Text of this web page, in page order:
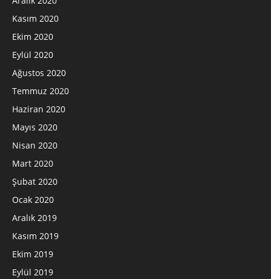
Kasım 2020
Ekim 2020
Eylül 2020
Ağustos 2020
Temmuz 2020
Haziran 2020
Mayıs 2020
Nisan 2020
Mart 2020
Şubat 2020
Ocak 2020
Aralık 2019
Kasım 2019
Ekim 2019
Eylül 2019